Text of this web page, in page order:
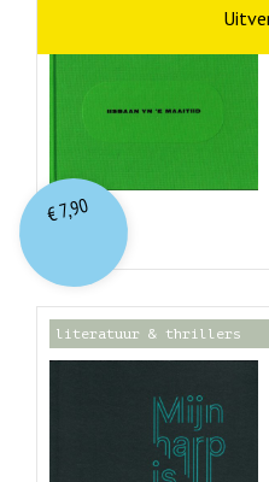
€7,90
literatuur & thrillers